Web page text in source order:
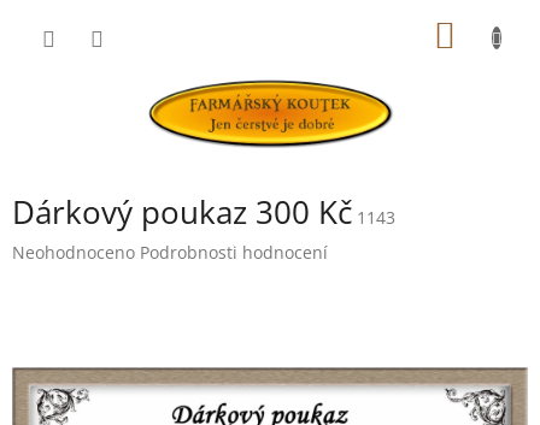
Dárkový poukaz 300 Kč 1143
Průměrné
z
hvězdiček.
Neohodnoceno Podrobnosti hodnocení